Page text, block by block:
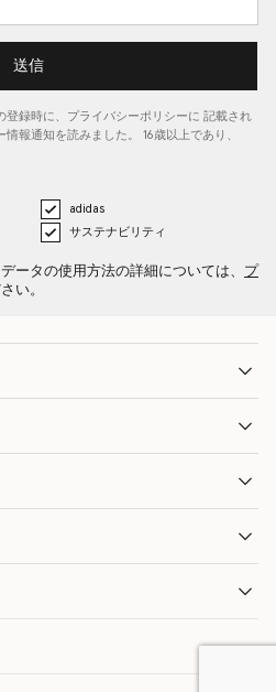
送信
録時に、 プライバシーポリシーに 記載され
報通知を読みました。 16歳以上であり、
adidas
サステナビリティ
ータの使用方法の詳細については、 プ
い。